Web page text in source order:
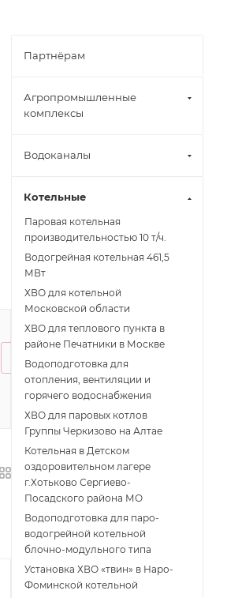
Партнёрам
Агропромышленные
комплексы
Водоканалы
Котельные
Паровая котельная
производительностью 10 т/ч.
Водогрейная котельная 461,5
МВт
ХВО для котельной
Московской области
ХВО для теплового пункта в
районе Печатники в Москве
Водоподготовка для
отопления, вентиляции и
горячего водоснабжения
ХВО для паровых котлов
Группы Черкизово на Алтае
Котельная в Детском
оздоровительном лагере
г.Хотьково Сергиево-
Посадского района МО
Водоподготовка для паро-
водогрейной котельной
блочно-модульного типа
Установка ХВО «твин» в Наро-
Фоминской котельной